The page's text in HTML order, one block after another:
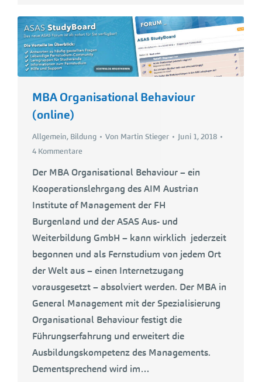
MBA Organisational Behaviour
(online)
Allgemein, Bildung Von Martin Stieger
Juni 1, 2018
4 Kommentare
Der MBA Organisational Behaviour – ein
Kooperationslehrgang des AIM Austrian
Institute of Management der FH
Burgenland und der ASAS Aus- und
Weiterbildung GmbH – kann wirklich jederzeit
begonnen und als Fernstudium von jedem Ort
der Welt aus – einen Internetzugang
vorausgesetzt – absolviert werden. Der MBA in
General Management mit der Spezialisierung
Organisational Behaviour festigt die
Führungserfahrung und erweitert die
Ausbildungskompetenz des Managements.
Dementsprechend wird im…